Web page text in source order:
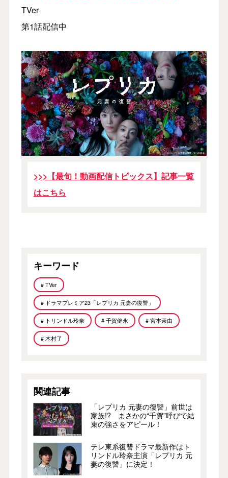
TVer
第1話配信中
>>>【最旬！動画配信トピックス】記事一覧
はこちら
キーワード
# TVer
# ドラマプレミア23「レプリカ 元妻の復讐」
# トリンドル玲奈 # 千賀健永 # 宮本茉由
# 木村了
関連記事
「レプリカ 元妻の復讐」前世は
家族!? まさかの“千賀”呼びで結
束の強さをアピール！
テレ東系復讐ドラマ最新作はト
リンドル玲奈主演「レプリカ 元
妻の復讐」に決定！